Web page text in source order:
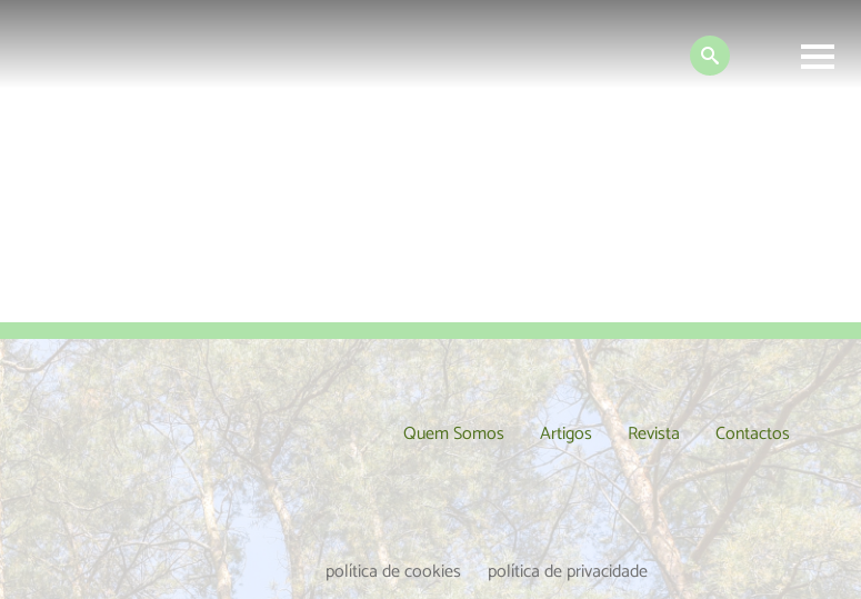
Search:
Quem Somos Artigos Revista Contactos
política de cookies política de privacidade